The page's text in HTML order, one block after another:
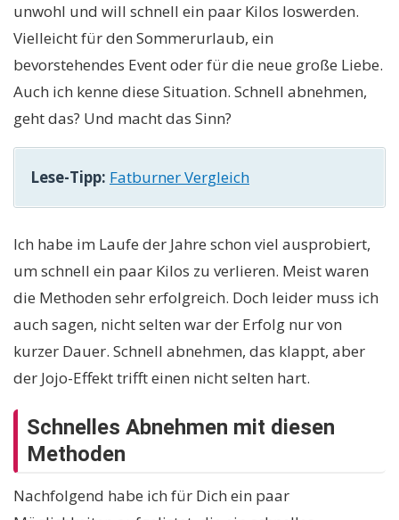
unwohl und will schnell ein paar Kilos loswerden.
Vielleicht für den Sommerurlaub, ein
bevorstehendes Event oder für die neue große Liebe.
Auch ich kenne diese Situation. Schnell abnehmen,
geht das? Und macht das Sinn?
Lese-Tipp: Fatburner Vergleich
Ich habe im Laufe der Jahre schon viel ausprobiert,
um schnell ein paar Kilos zu verlieren. Meist waren
die Methoden sehr erfolgreich. Doch leider muss ich
auch sagen, nicht selten war der Erfolg nur von
kurzer Dauer. Schnell abnehmen, das klappt, aber
der Jojo-Effekt trifft einen nicht selten hart.
Schnelles Abnehmen mit diesen
Methoden
Nachfolgend habe ich für Dich ein paar